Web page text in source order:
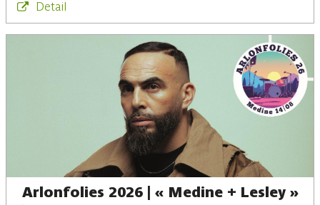
Detail
Arlonfolies 2026 | « Medine + Lesley »